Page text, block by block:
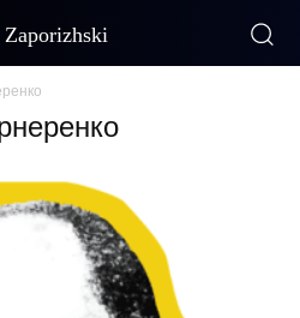
Zaporizhski